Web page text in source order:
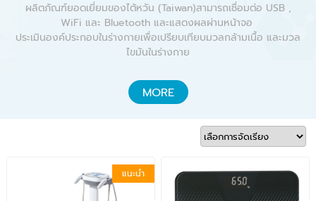
ผลิตภัณฑ์ยอดเยี่ยมของไต้หวัน (Taiwan)สามารถเชื่อมต่อ USB ,
WiFi และ Bluetooth และแสดงผลผ่านหน้าจอ
ประเมินองค์ประกอบในร่างกายเพื่อเปรียบเทียบมวลกล้ามเนื้อ และมวล
ไขมันในร่างกาย
MORE
แนะนำ